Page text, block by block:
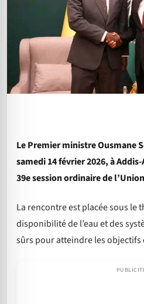
Le Premier ministre Ousmane
samedi 14 février 2026, à
39e session ordinaire de
La rencontre est placée sous le
disponibilité de l’eau et des
sûrs pour atteindre les objectifs